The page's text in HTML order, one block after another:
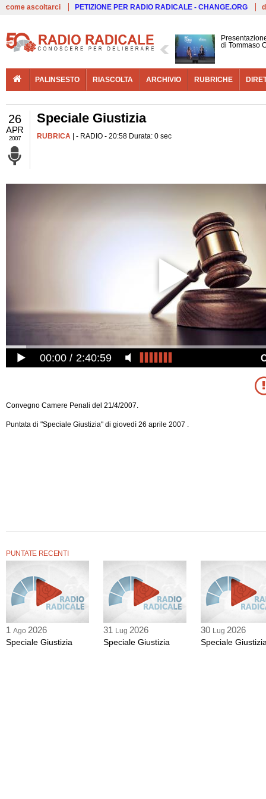
come ascoltarci PETIZIONE PER RADIO RADICALE - CHANGE.ORG
di Tommaso
PALINSESTO RIASCOLTA ARCHIVIO RUBRICHE
26
APR
2007
Speciale Giustizia
RUBRICA | - RADIO - 20:58 Durata: 0 sec
00:00 2:40:59
Convegno Camere Penali del 21/4/2007.
Puntata di "Speciale Giustizia" di giovedì 26 aprile 2007 .
PUNTATE RECENTI
1 Ago 2026
Speciale Giustizia
31 Lug 2026
Speciale Giustizia
30 Lug 2026
Speciale